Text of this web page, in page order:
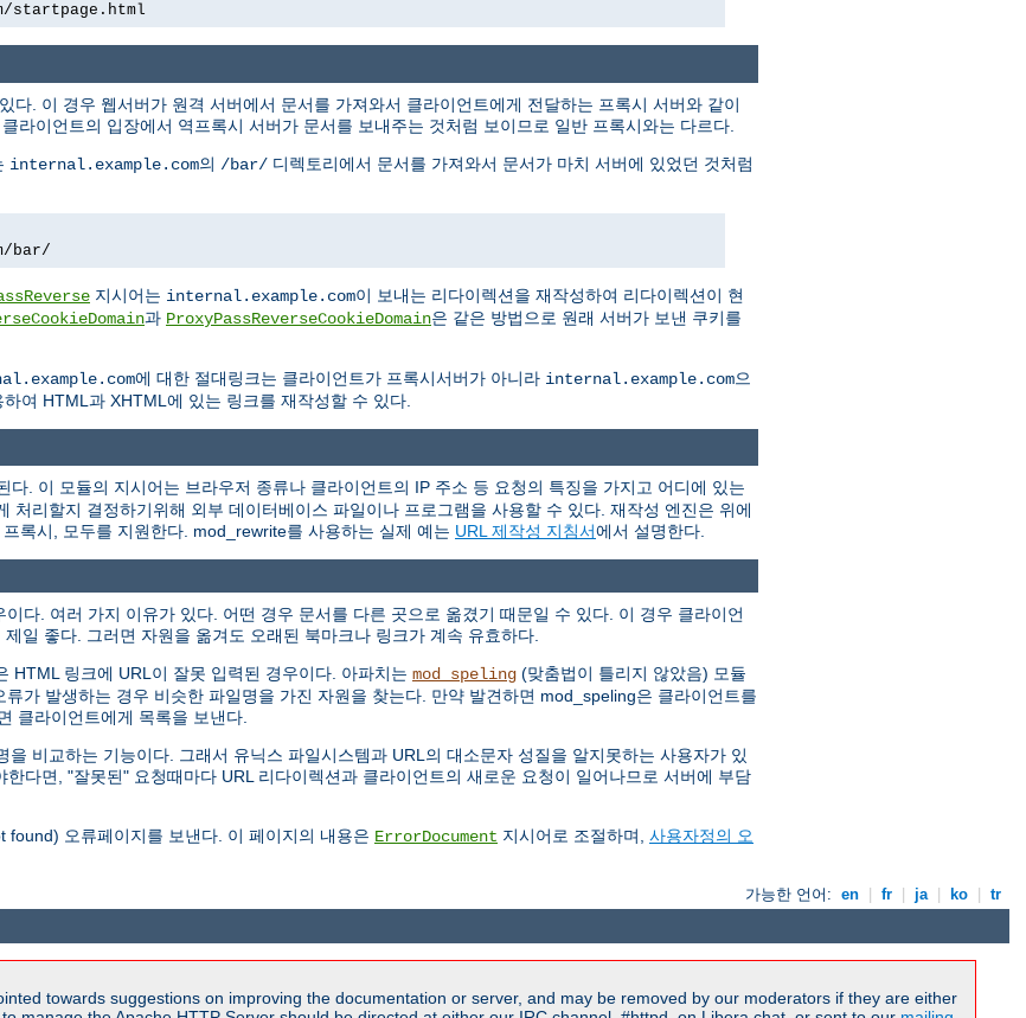
startpage.html
다. 이 경우 웹서버가 원격 서버에서 문서를 가져와서 클라이언트에게 전달하는 프록시 서버와 같이
라이언트의 입장에서 역프록시 서버가 문서를 보내주는 것처럼 보이므로 일반 프록시와는 다르다.
internal.example.com의 /bar/ 디렉토리에서 문서를 가져와서 문서가 마치 서버에 있었던 것처럼
bar/
지시어는 internal.example.com이 보내는 리다이렉션을 재작성하여 리다이렉션이 현
과 ProxyPassReverseCookieDomain은 같은 방법으로 원래 서버가 보낸 쿠키를
에 대한 절대링크는 클라이언트가 프록시서버가 아니라 internal.example.com으
하여 HTML과 XHTML에 있는 링크를 재작성할 수 있다.
다. 이 모듈의 지시어는 브라우저 종류나 클라이언트의 IP 주소 등 요청의 특징을 가지고 어디에 있는
리할지 결정하기위해 외부 데이터베이스 파일이나 프로그램을 사용할 수 있다. 재작성 엔진은 위에
록시, 모두를 지원한다. mod_rewrite를 사용하는 실제 예는 URL 제작성 지침서에서 설명한다.
다. 여러 가지 이유가 있다. 어떤 경우 문서를 다른 곳으로 옮겼기 때문일 수 있다. 이 경우 클라이언
일 좋다. 그러면 자원을 옮겨도 오래된 북마크나 링크가 계속 유효하다.
링크에 URL이 잘못 입력된 경우이다. 아파치는 mod_speling (맞춤법이 틀리지 않았음) 모듈
가 발생하는 경우 비슷한 파일명을 가진 자원을 찾는다. 만약 발견하면 mod_speling은 클라이언트를
클라이언트에게 목록을 보낸다.
비교하는 기능이다. 그래서 유닉스 파일시스템과 URL의 대소문자 성질을 알지못하는 사용자가 있
다면, "잘못된" 요청때마다 URL 리다이렉션과 클라이언트의 새로운 요청이 일어나므로 서버에 부담
오류페이지를 보낸다. 이 페이지의 내용은 ErrorDocument 지시어로 조절하며, 사용자정의 오
가능한 언어: en fr ja ko tr
towards suggestions on improving the documentation or server, and may be removed by our moderators if they are either